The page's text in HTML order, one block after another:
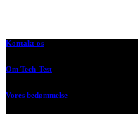
Kontakt os
Om Tech-Test
Vores bedømmelse